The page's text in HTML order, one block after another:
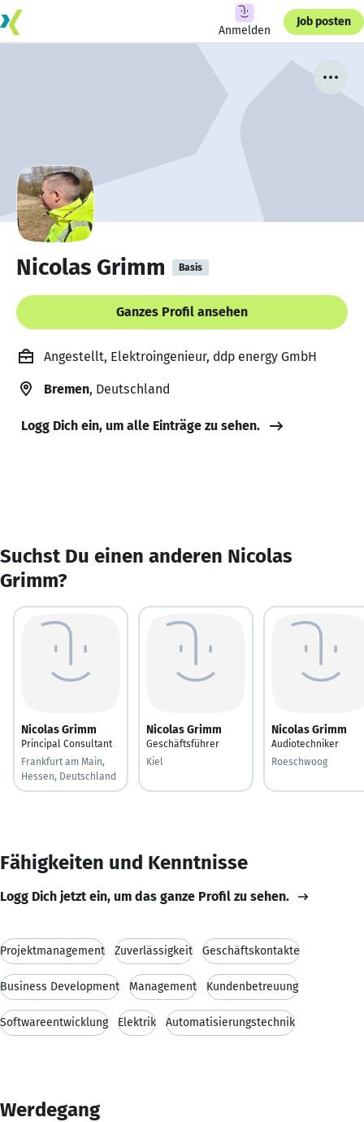
Anmelden
Job posten
Nicolas Grimm Basis
Ganzes Profil ansehen
Angestellt, Elektroingenieur, ddp energy GmbH
Bremen, Deutschland
Logg Dich ein, um alle Einträge zu sehen.
Suchst Du einen anderen Nicolas
Grimm?
Nicolas Grimm
Principal Consultant
Frankfurt am Main,
Hessen, Deutschland
Nicolas Grimm
Geschäftsführer
Kiel
Nicolas Grimm
Audiotechniker
Roeschwoog
Fähigkeiten und Kenntnisse
Logg Dich jetzt ein, um das ganze Profil zu sehen.
Projektmanagement Zuverlässigkeit Geschäftskontakte
Business Development Management Kundenbetreuung
Softwareentwicklung Elektrik Automatisierungstechnik
Werdegang